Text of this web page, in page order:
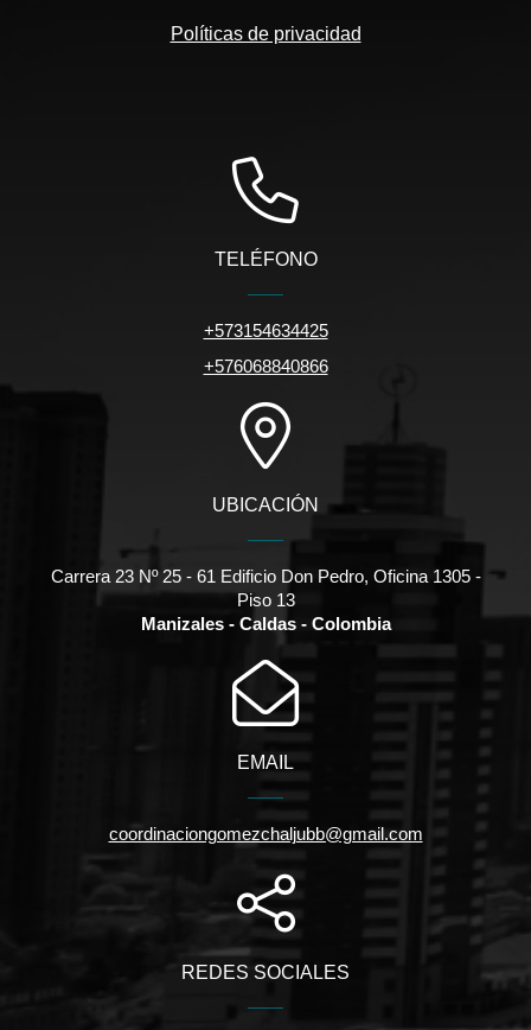
Políticas de privacidad
TELÉFONO
+573154634425
+576068840866
UBICACIÓN
Carrera 23 Nº 25 - 61 Edificio Don Pedro, Oficina 1305 -
Piso 13
Manizales - Caldas - Colombia
EMAIL
coordinaciongomezchaljubb@gmail.com
REDES SOCIALES